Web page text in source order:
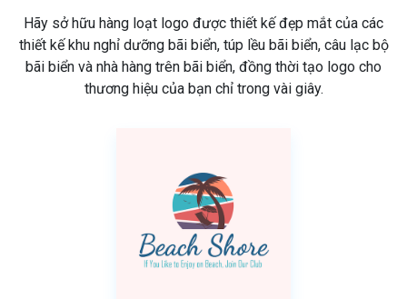
Hãy sở hữu hàng loạt logo được thiết kế đẹp mắt của các
thiết kế khu nghỉ dưỡng bãi biển, túp lều bãi biển, câu lạc bộ
bãi biển và nhà hàng trên bãi biển, đồng thời tạo logo cho
thương hiệu của bạn chỉ trong vài giây.